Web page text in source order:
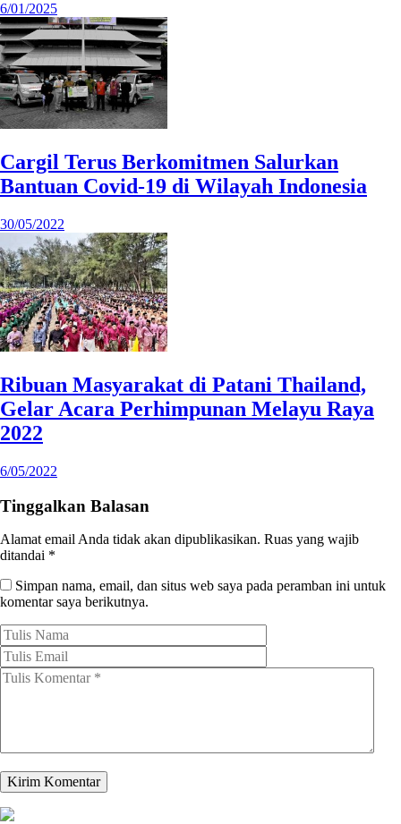
6/01/2025
Cargil Terus Berkomitmen Salurkan
Bantuan Covid-19 di Wilayah Indonesia
30/05/2022
Ribuan Masyarakat di Patani Thailand,
Gelar Acara Perhimpunan Melayu Raya
2022
6/05/2022
Tinggalkan Balasan
Alamat email Anda tidak akan dipublikasikan. Ruas yang wajib
ditandai *
Simpan nama, email, dan situs web saya pada peramban ini untuk
komentar saya berikutnya.